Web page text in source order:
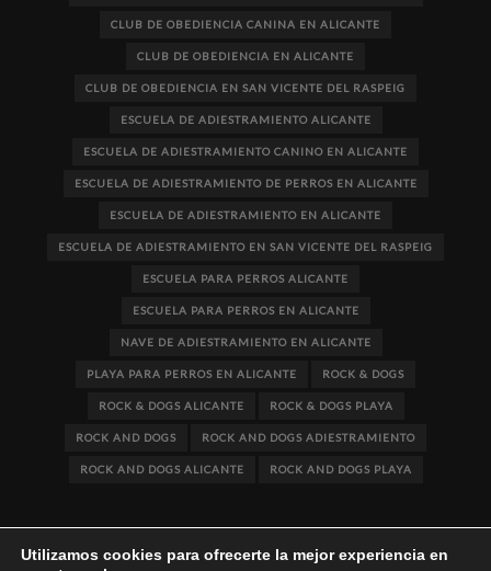
CLUB DE OBEDIENCIA CANINA EN ALICANTE
CLUB DE OBEDIENCIA EN ALICANTE
CLUB DE OBEDIENCIA EN SAN VICENTE DEL RASPEIG
ESCUELA DE ADIESTRAMIENTO ALICANTE
ESCUELA DE ADIESTRAMIENTO CANINO EN ALICANTE
ESCUELA DE ADIESTRAMIENTO DE PERROS EN ALICANTE
ESCUELA DE ADIESTRAMIENTO EN ALICANTE
ESCUELA DE ADIESTRAMIENTO EN SAN VICENTE DEL RASPEIG
ESCUELA PARA PERROS ALICANTE
ESCUELA PARA PERROS EN ALICANTE
NAVE DE ADIESTRAMIENTO EN ALICANTE
PLAYA PARA PERROS EN ALICANTE ROCK & DOGS
ROCK & DOGS ALICANTE ROCK & DOGS PLAYA
ROCK AND DOGS ROCK AND DOGS ADIESTRAMIENTO
ROCK AND DOGS ALICANTE ROCK AND DOGS PLAYA
Utilizamos cookies para ofrecerte la mejor experiencia en